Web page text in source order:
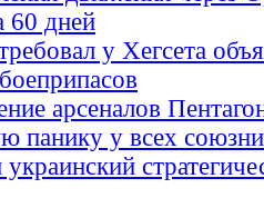
60 дней
у Хегсета
арсеналов
панику у всех